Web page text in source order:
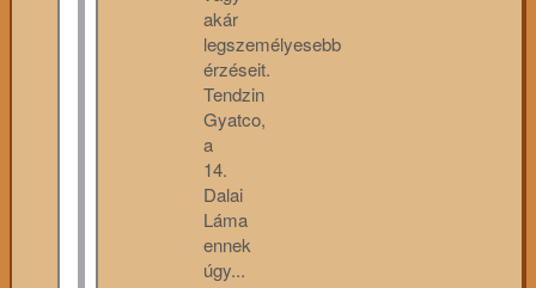
akár
legszemélyesebb
érzéseit.
Tendzin
Gyatco,
a
14.
Dalai
Láma
ennek
úgy...